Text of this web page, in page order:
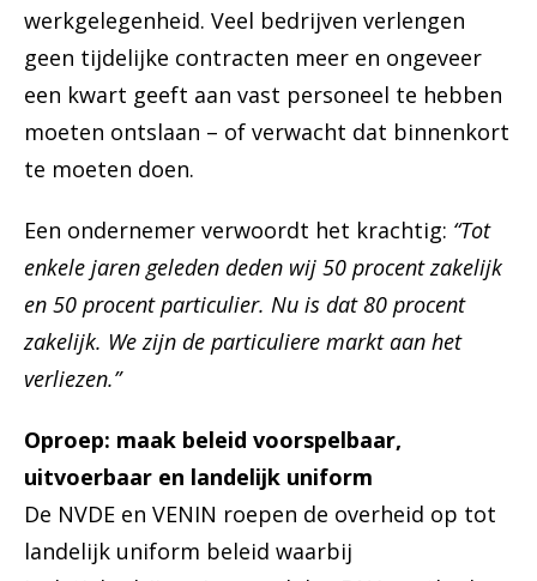
werkgelegenheid. Veel bedrijven verlengen
geen tijdelijke contracten meer en ongeveer
een kwart geeft aan vast personeel te hebben
moeten ontslaan – of verwacht dat binnenkort
te moeten doen.
Een ondernemer verwoordt het krachtig: “Tot
enkele jaren geleden deden wij 50 procent zakelijk
en 50 procent particulier. Nu is dat 80 procent
zakelijk. We zijn de particuliere markt aan het
verliezen.”
Oproep: maak beleid voorspelbaar,
uitvoerbaar en landelijk uniform
De NVDE en VENIN roepen de overheid op tot
landelijk uniform beleid waarbij